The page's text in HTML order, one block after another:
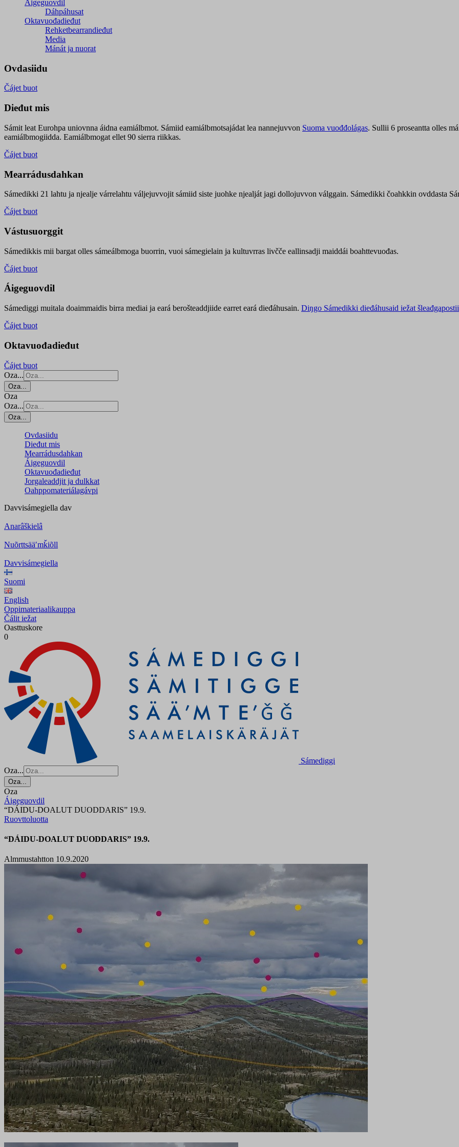
Áigeguovdil
Dáhpáhusat
Oktavuođadieđut
Rehketbearrandieđut
Media
Mánát ja nuorat
Ovdasiidu
Čájet buot
Dieđut mis
Sámit leat Eurohpa uniovnna áidna eamiálbmot. Sámiid eamiálbmotsajádat lea nannejuvvon Suoma vuođđolágas. Sullii 6 proseantta olles
eamiálbmogiidda. Eamiálbmogat ellet 90 sierra riikkas.
Čájet buot
Mearrádusdahkan
Sámedikki 21 lahtu ja njealje várrelahtu váljejuvvojit sámiid siste juohke njealját jagi dollojuvvon válggain. Sámedikki čoahkkin ovddasta
Čájet buot
Vástusuorggit
Sámedikkis mii bargat olles sámeálbmoga buorrin, vuoi sámegielain ja kultuvrras livčče eallinsadji maiddái boahttevuođas.
Čájet buot
Áigeguovdil
Sámediggi muitala doaimmaidis birra mediai ja eará berošteaddjiide earret eará dieđáhusain. Diŋgo Sámedikki dieđáhusaid iežat šleađgapostii
Čájet buot
Oktavuođadieđut
Čájet buot
Oza...
Oza...
Oza
Oza...
Oza...
Ovdasiidu
Dieđut mis
Mearrádusdahkan
Áigeguovdil
Oktavuođadieđut
Jorgaleaddjit ja dulkkat
Oahppomateriálagávpi
Davvisámegiella dav
Anarâškielâ
Nuõrttsääʹmǩiõll
Davvisámegiella
Suomi
English
Oppimateriaalikauppa
Čálit iežat
Oasttuskore
0
Sámediggi
Oza...
Oza...
Oza
Áigeguovdil
“DÁIDU-DOALUT DUODDARIS” 19.9.
Ruovttoluotta
“DÁIDU-DOALUT DUODDARIS” 19.9.
Almmustahtton 10.9.2020